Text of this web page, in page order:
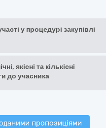
у процедурі закупівлі
якісні та кількісні
до учасника
пропозиціями